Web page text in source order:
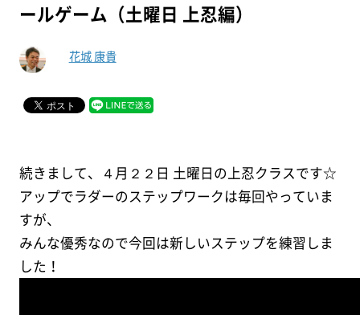
ールゲーム（土曜日 上忍編）
花城 康貴
続きまして、４月２２日 土曜日の上忍クラスです☆
アップでラダーのステップワークは毎回やっていま
すが、
みんな優秀なので今回は新しいステップを練習しま
した！